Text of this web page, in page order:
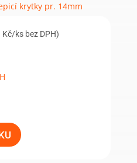
krytky pr. 14mm
Kč/ks bez DPH)